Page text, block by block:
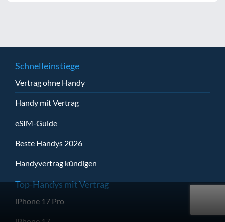
Schnelleinstiege
Vertrag ohne Handy
Handy mit Vertrag
eSIM-Guide
Beste Handys 2026
Handyvertrag kündigen
Top-Handys mit Vertrag
iPhone 17 Pro